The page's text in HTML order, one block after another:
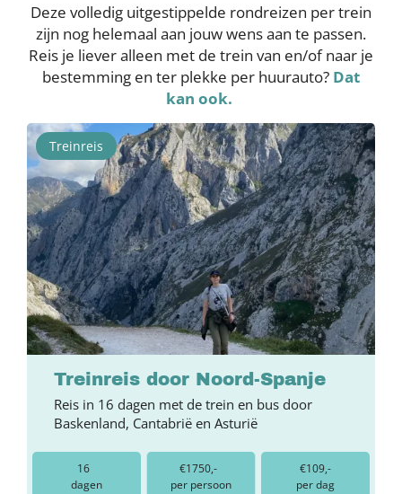
Deze volledig uitgestippelde rondreizen per trein
zijn nog helemaal aan jouw wens aan te passen.
Reis je liever alleen met de trein van en/of naar je
bestemming en ter plekke per huurauto? Dat
kan ook.
Treinreis
Treinreis door Noord-Spanje
Reis in 16 dagen met de trein en bus door
Baskenland, Cantabrië en Asturië
16
dagen
€1750,-
per persoon
€109,-
per dag